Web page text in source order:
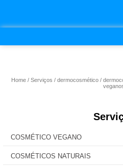
Home Serviços dermocosmético
COSMÉTICO VEGANO
COSMÉTICOS NATURAIS